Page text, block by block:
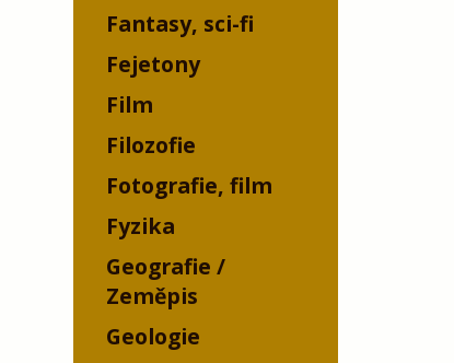
Fantasy, sci-fi
Fejetony
Film
Filozofie
Fotografie, film
Fyzika
Geografie /
Zeměpis
Geologie